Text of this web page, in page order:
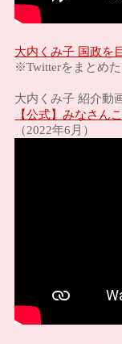
大内くみ子 国政を
※Twitterをまとめ
大内くみ子 紹介動
【公式】みなさん
（2022年6月）